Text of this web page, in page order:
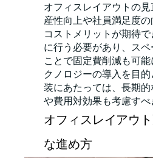
オフィスレイアウトの
産性向上や社員満足度
コストメリットが期待
に行う必要があり、ス
ことで固定費削減も可
クノロジーの導入を目
装にあたっては、長期
や費用対効果も考慮すべ
オフィスレイアウ
な進め方